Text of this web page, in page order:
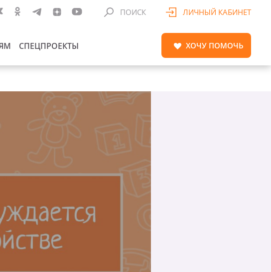
СПЕЦПРОЕКТЫ
ПОИСК ЛИЧНЫЙ КАБИНЕТ
ХОЧУ ПОМОЧЬ